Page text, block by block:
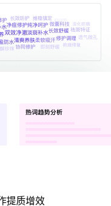
提质增效